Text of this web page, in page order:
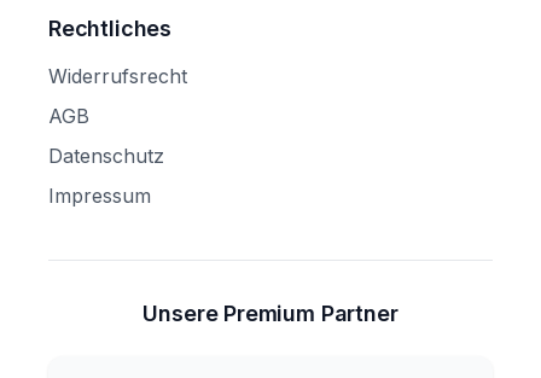
Rechtliches
Widerrufsrecht
AGB
Datenschutz
Impressum
Unsere Premium Partner